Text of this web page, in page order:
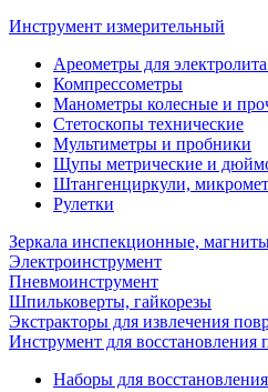
Инструмент измерительный
Ареометры для
Компрессометры
Манометры колесные и
Стетоскопы технические
Мультиметры и пробники
Щупы метрические и
Штангенциркули,
Рулетки
Зеркала инспекционные,
Электроинструмент
Пневмоинструмент
Шпильковерты, гайкорезы
Экстракторы для извлечения
Инструмент для восстановления
Наборы для